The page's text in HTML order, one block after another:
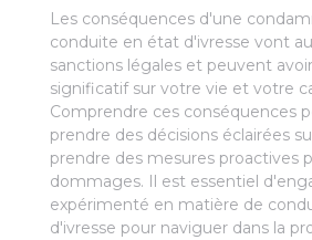
Les conséquences d'une
conduite en état d'ivresse vont
sanctions légales et peuvent
significatif sur votre vie et votre
Comprendre ces conséquences
prendre des décisions éclairées
prendre des mesures proactives
dommages. Il est essentiel
expérimenté en matière de
d'ivresse pour naviguer dans la